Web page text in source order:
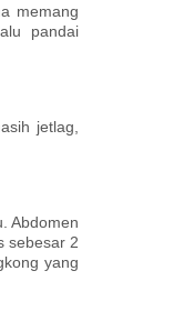
memang
pandai
jetlag,
Abdomen
sebesar 2
yang